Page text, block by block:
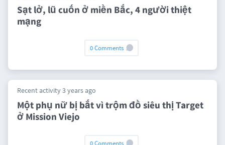
Sạt lở, lũ cuốn ở miền Bắc, 4 người thiệt
mạng
0 Comments
Recent activity 3 years ago
Một phụ nữ bị bắt vì trộm đồ siêu thị Target
ở Mission Viejo
0 Comments